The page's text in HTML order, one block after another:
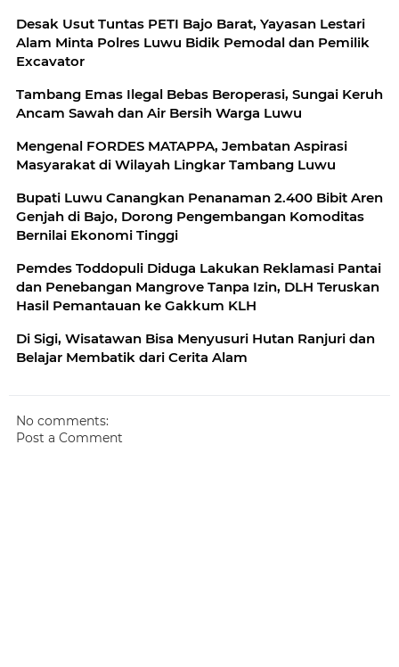
Desak Usut Tuntas PETI Bajo Barat, Yayasan Lestari
Alam Minta Polres Luwu Bidik Pemodal dan Pemilik
Excavator
Tambang Emas Ilegal Bebas Beroperasi, Sungai Keruh
Ancam Sawah dan Air Bersih Warga Luwu
Mengenal FORDES MATAPPA, Jembatan Aspirasi
Masyarakat di Wilayah Lingkar Tambang Luwu
Bupati Luwu Canangkan Penanaman 2.400 Bibit Aren
Genjah di Bajo, Dorong Pengembangan Komoditas
Bernilai Ekonomi Tinggi
Pemdes Toddopuli Diduga Lakukan Reklamasi Pantai
dan Penebangan Mangrove Tanpa Izin, DLH Teruskan
Hasil Pemantauan ke Gakkum KLH
Di Sigi, Wisatawan Bisa Menyusuri Hutan Ranjuri dan
Belajar Membatik dari Cerita Alam
No comments:
Post a Comment